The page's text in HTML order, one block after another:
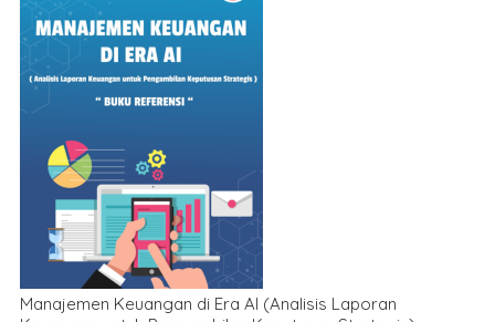
Manajemen Keuangan di Era AI (Analisis Laporan